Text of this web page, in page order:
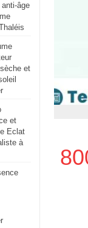
âge
et
et
Eclat
à